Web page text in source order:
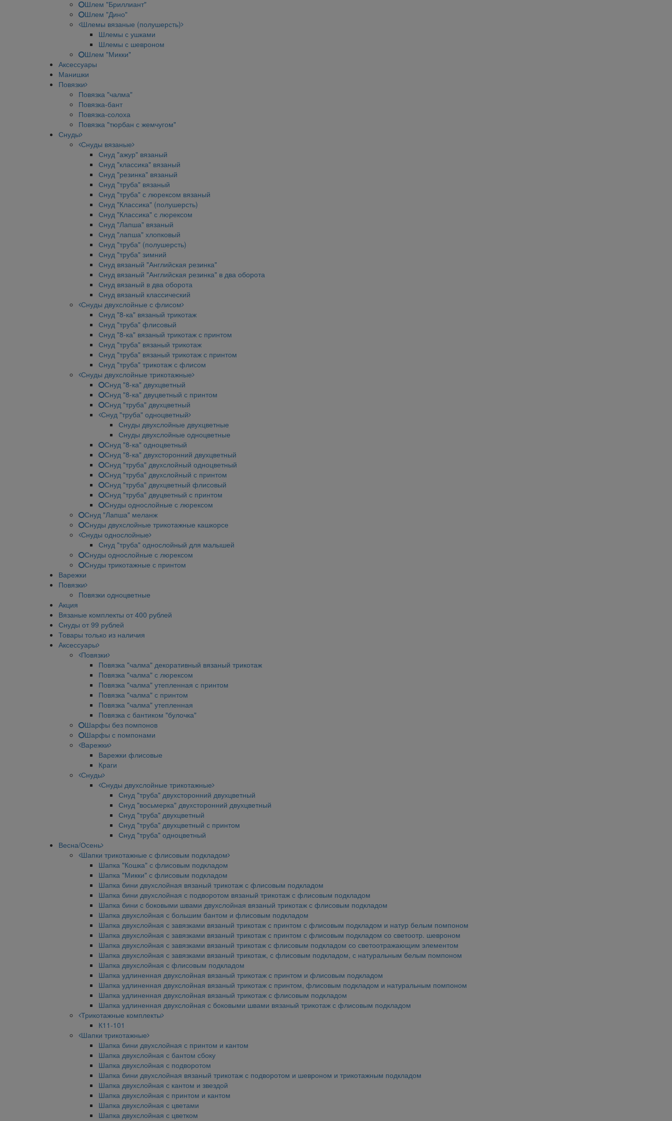
Шлем "Бриллиант"
Шлем "Дино"
Шлемы вязаные (полушерсть)
Шлемы с ушками
Шлемы с шевроном
Шлем "Микки"
Аксессуары
Манишки
Повязки
Повязка "чалма"
Повязка-бант
Повязка-солоха
Повязка "тюрбан с жемчугом"
Снуды
Снуды вязаные
Снуд "ажур" вязаный
Снуд "классика" вязаный
Снуд "резинка" вязаный
Снуд "труба" вязаный
Снуд "труба" с люрексом вязаный
Снуд "Классика" (полушерсть)
Снуд "Классика" с люрексом
Снуд "Лапша" вязаный
Снуд "лапша" хлопковый
Снуд "труба" (полушерсть)
Снуд "труба" зимний
Снуд вязаный "Английская резинка"
Снуд вязаный "Английская резинка" в два оборота
Снуд вязаный в два оборота
Снуд вязаный классический
Снуды двухслойные с флисом
Снуд "8-ка" вязаный трикотаж
Снуд "труба" флисовый
Снуд "8-ка" вязаный трикотаж с принтом
Снуд "труба" вязаный трикотаж
Снуд "труба" вязаный трикотаж с принтом
Снуд "труба" трикотаж с флисом
Снуды двухслойные трикотажные
Снуд "8-ка" двухцветный
Снуд "8-ка" двуцветный с принтом
Снуд "труба" двухцветный
Снуд "труба" одноцветный
Снуды двухслойные двухцветные
Снуды двухслойные одноцветные
Снуд "8-ка" одноцветный
Снуд "8-ка" двухсторонний двухцветный
Снуд "труба" двухслойный одноцветный
Снуд "труба" двухслойный с принтом
Снуд "труба" двухцветный флисовый
Снуд "труба" двуцветный с принтом
Снуды однослойные с люрексом
Снуд "Лапша" меланж
Снуды двухслойные трикотажные кашкорсе
Снуды однослойные
Снуд "труба" однослойный для малышей
Снуды однослойные с люрексом
Снуды трикотажные с принтом
Варежки
Повязки
Повязки одноцветные
Акция
Вязаные комплекты от 400 рублей
Снуды от 99 рублей
Товары только из наличия
Аксессуары
Повязки
Повязка "чалма" декоративный вязаный трикотаж
Повязка "чалма" с люрексом
Повязка "чалма" утепленная с принтом
Повязка "чалма" с принтом
Повязка "чалма" утепленная
Повязка с бантиком "булочка"
Шарфы без помпонов
Шарфы с помпонами
Варежки
Варежки флисовые
Краги
Снуды
Снуды двухслойные трикотажные
Снуд "труба" двухсторонний двухцветный
Снуд "восьмерка" двухсторонний двухцветный
Снуд "труба" двухцветный
Снуд "труба" двухцветный с принтом
Снуд "труба" одноцветный
Весна/Осень
Шапки трикотажные с флисовым подкладом
Шапка "Кошка" с флисовым подкладом
Шапка "Микки" с флисовым подкладом
Шапка бини двухслойная вязаный трикотаж с флисовым подкладом
Шапка бини двухслойная с подворотом вязаный трикотаж с флисовым подкладом
Шапка бини с боковыми швами двухслойная вязаный трикотаж с флисовым подкладом
Шапка двухслойная с большим бантом и флисовым подкладом
Шапка двухслойная с завязками вязаный трикотаж с принтом с флисовым подкладом и натур белым помпоном
Шапка двухслойная с завязками вязаный трикотаж с принтом с флисовым подкладом со светоотр. шевроном
Шапка двухслойная с завязками вязаный трикотаж с флисовым подкладом со светоотражающим элементом
Шапка двухслойная с завязками вязаный трикотаж, с флисовым подкладом, с натуральным белым помпоном
Шапка двухслойная с флисовым подкладом
Шапка удлиненная двухслойная вязаный трикотаж с принтом и флисовым подкладом
Шапка удлиненная двухслойная вязаный трикотаж с принтом, флисовым подкладом и натуральным помпоном
Шапка удлиненная двухслойная вязаный трикотаж с флисовым подкладом
Шапка удлиненная двухслойная с боковыми швами вязаный трикотаж с флисовым подкладом
Трикотажные комплекты
К11-101
Шапки трикотажные
Шапка бини двухслойная с принтом и кантом
Шапка двухслойная с бантом сбоку
Шапка двухслойная с подворотом
Шапка бини двухслойная вязаный трикотаж с подворотом и шевроном и трикотажным подкладом
Шапка двухслойная с кантом и звездой
Шапка двухслойная с принтом и кантом
Шапка двухслойная с цветами
Шапка двухслойная с цветком